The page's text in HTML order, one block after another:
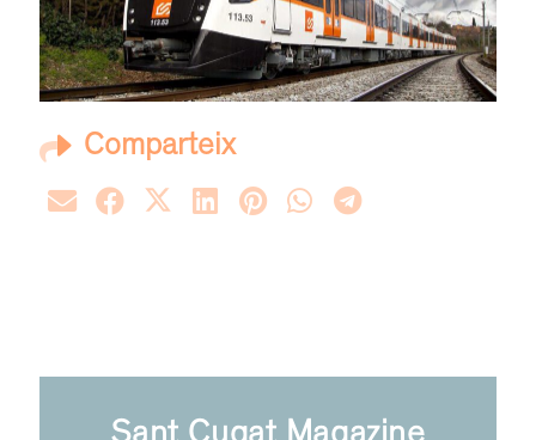
Comparteix